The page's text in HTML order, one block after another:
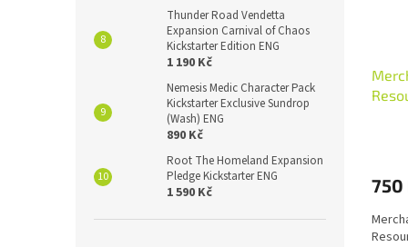
Thunder Road Vendetta
Expansion Carnival of Chaos
Kickstarter Edition ENG
1 190 Kč
Nemesis Medic Character Pack
Kickstarter Exclusive Sundrop
(Wash) ENG
890 Kč
Root The Homeland Expansion
Pledge Kickstarter ENG
1 590 Kč 750